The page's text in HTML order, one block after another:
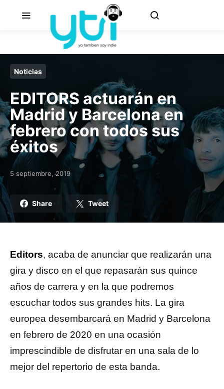
Noticias
EDITORS actuarán en
Madrid y Barcelona en
febrero con todos sus
éxitos
Posted on
5 septiembre, 2019
Share Tweet
Editors, acaba de anunciar que realizarán una
gira y disco en el que repasarán sus quince
años de carrera y en la que podremos
escuchar todos sus grandes hits. La gira
europea desembarcará en Madrid y Barcelona
en febrero de 2020 en una ocasión
imprescindible de disfrutar en una sala de lo
mejor del repertorio de esta banda.